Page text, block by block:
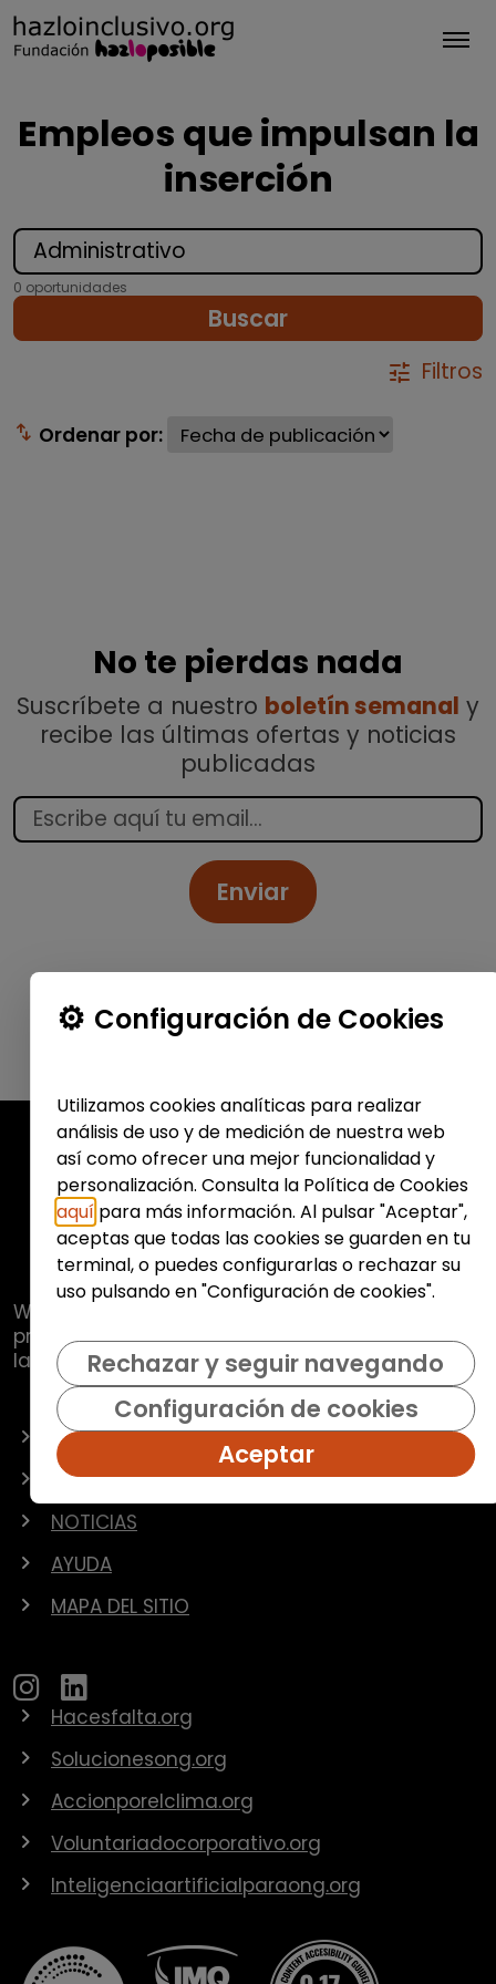
Empleos que impulsan la
inserción
0 oportunidades
Buscar
tune Filtros
swap_vert Ordenar por:
No te pierdas nada
Suscríbete a nuestro boletín semanal y
recibe las últimas ofertas y noticias
publicadas
Enviar
Web de
pretende promover y fomentar la inclusión
laboral de colectivos vulnerables.
OFERTAS
EMPRESAS
NOTICIAS
AYUDA
MAPA DEL SITIO
Hacesfalta.org
Solucionesong.org
Accionporelclima.org
Voluntariadocorporativo.org
Inteligenciaartificialparaong.org
Configuración de Cookies
Utilizamos cookies analíticas para realizar
análisis de uso y de medición de nuestra web
así como ofrecer una mejor funcionalidad y
personalización. Consulta la Política de Cookies
aquí para más información. Al pulsar "Aceptar",
aceptas que todas las cookies se guarden en tu
terminal, o puedes configurarlas o rechazar su
uso pulsando en "Configuración de cookies".
Rechazar y seguir navegando
Configuración de cookies
Aceptar